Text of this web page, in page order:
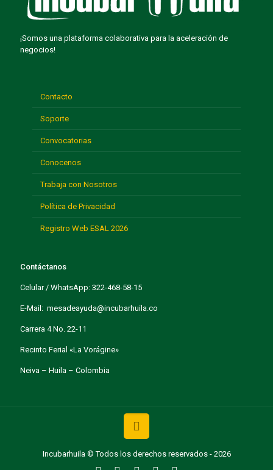
¡Somos una plataforma colaborativa para la aceleración de
negocios!
Contacto
Soporte
Convocatorias
Conocenos
Trabaja con Nosotros
Política de Privacidad
Registro Web ESAL 2026
Contáctanos
Celular / WhatsApp: 322-468-58-15
E-Mail: mesadeayuda@incubarhuila.co
Carrera 4 No. 22-11
Recinto Ferial «La Vorágine»
Neiva – Huila – Colombia
Incubarhuila © Todos los derechos reservados - 2026